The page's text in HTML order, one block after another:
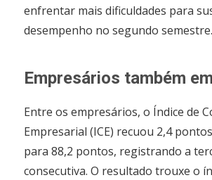
enfrentar mais dificuldades para
desempenho no segundo semestre.
Empresários também
Entre os empresários, o Índice de
Empresarial (ICE) recuou 2,4
para 88,2 pontos, registrando a
consecutiva. O resultado trouxe o